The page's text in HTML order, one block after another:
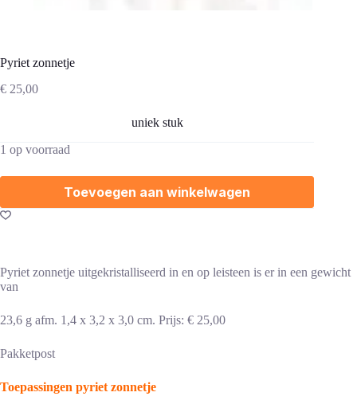
Pyriet zonnetje
€ 25,00
uniek stuk
1 op voorraad
Toevoegen aan winkelwagen
Pyriet zonnetje uitgekristalliseerd in en op leisteen is er in een gewicht
van
23,6 g afm. 1,4 x 3,2 x 3,0 cm. Prijs: € 25,00
Pakketpost
Toepassingen pyriet zonnetje